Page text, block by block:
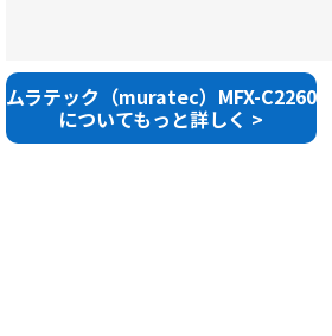
ムラテック（muratec）MFX-C2260
についてもっと詳しく >